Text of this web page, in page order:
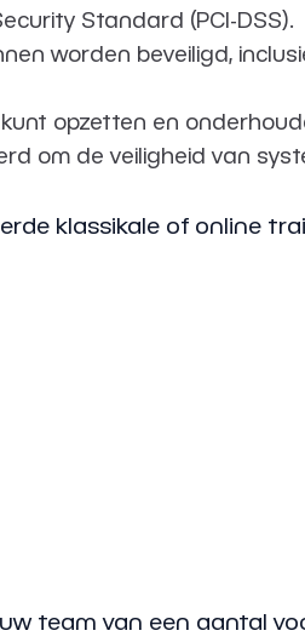
Standard (PCI-DSS).
worden beveiligd,
opzetten en
om de veiligheid van
klassikale of online
team van een aantal